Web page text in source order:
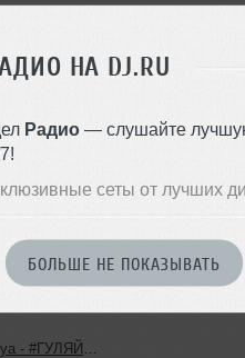
НА DJ.RU
Радио — слушайте
сеты от лучших
БОЛЬШЕ НЕ ПОКАЗЫВАТЬ
We Go! (Radio Edit)
6.4 MB, 256
1 плейлисте)
107 9.5 MB, 320
DJ Kharitonov Radio Edit)